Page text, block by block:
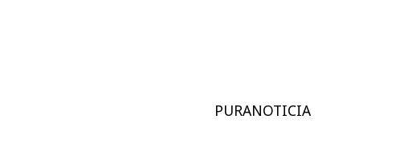
PURANOTICIA